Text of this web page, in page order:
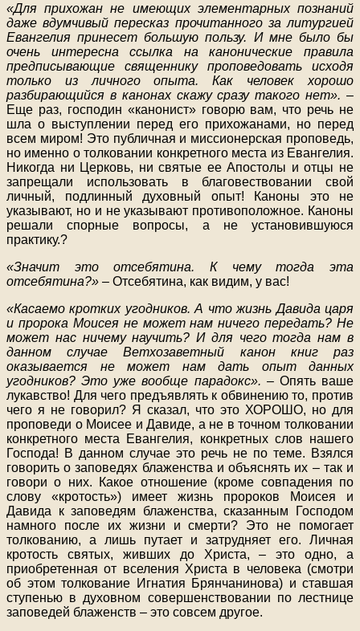
«Для прихожан не имеющих элементарных познаний
даже вдумчивый пересказ прочитанного за литургией
Евангелия принесет большую пользу. И мне было бы
очень интересна ссылка на канонические правила
предписывающие священнику проповедовать исходя
только из личного опыта. Как человек хорошо
разбирающийся в канонах скажу сразу такого нет». –
Еще раз, господин «канонист» говорю вам, что речь не
шла о выступлении перед его прихожанами, но перед
всем миром! Это публичная и миссионерская проповедь,
но именно о толковании конкретного места из Евангелия.
Никогда ни Церковь, ни святые ее Апостолы и отцы не
запрещали использовать в благовествовании свой
личный, подлинный духовный опыт! Каноны это не
указывают, но и не указывают противоположное. Каноны
решали спорные вопросы, а не установившуюся
практику.?
«Значит это отсебятина. К чему тогда эта
отсебятина?» – Отсебятина, как видим, у вас!
«Касаемо кротких угодников. А что жизнь Давида царя
и пророка Моисея не может нам ничего передать? Не
может нас ничему научить? И для чего тогда нам в
данном случае Ветхозаветный канон книг раз
оказывается не может нам дать опыт данных
угодников? Это уже вообще парадокс». – Опять ваше
лукавство! Для чего предъявлять к обвинению то, против
чего я не говорил? Я сказал, что это ХОРОШО, но для
проповеди о Моисее и Давиде, а не в точном толковании
конкретного места Евангелия, конкретных слов нашего
Господа! В данном случае это речь не по теме. Взялся
говорить о заповедях блаженства и объяснять их – так и
говори о них. Какое отношение (кроме совпадения по
слову «кротость») имеет жизнь пророков Моисея и
Давида к заповедям блаженства, сказанным Господом
намного после их жизни и смерти? Это не помогает
толкованию, а лишь путает и затрудняет его. Личная
кротость святых, живших до Христа, – это одно, а
приобретенная от вселения Христа в человека (смотри
об этом толкование Игнатия Брянчанинова) и ставшая
ступенью в духовном совершенствовании по лестнице
заповедей блаженств – это совсем другое.